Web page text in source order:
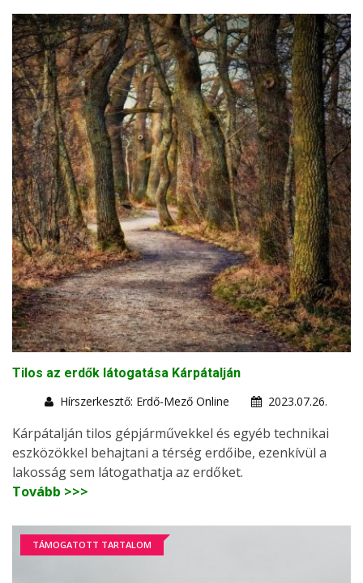
Tilos az erdők látogatása Kárpátalján
Hírszerkesztő: Erdő-Mező Online
2023.07.26.
Kárpátalján tilos gépjárművekkel és egyéb technikai
eszközökkel behajtani a térség erdőibe, ezenkívül a
lakosság sem látogathatja az erdőket.
Tovább >>>
TÁMOGATOTT TARTALOM